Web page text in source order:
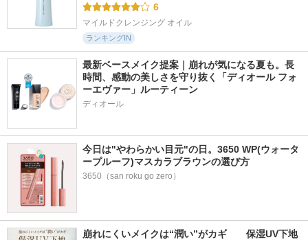
6
マイルドクレンジング オイル
ランキングIN
最新ベースメイク提案｜崩れが気になる夏も。長
時間、感動の美しさを守り抜く「ディオール フォ
ーエヴァー」ルーティーン
ディオール
今日は"やわらかい目元"の日。3650 WP(ウォータ
ープルーフ)マスカラブラウンの選び方
3650（san roku go zero）
崩れにくいメイクは“潤い”がカギ　　保湿UV下地